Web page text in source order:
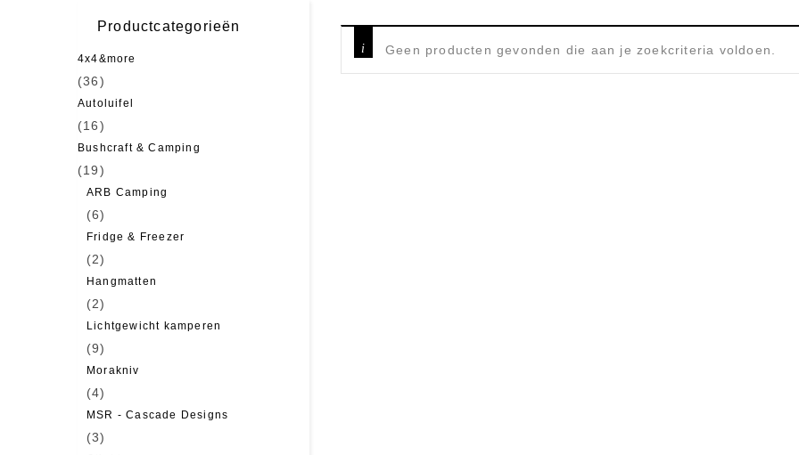
Geen producten gevonden die aan je zoekcriteria voldoen.
Productcategorieën
4x4&more
(36)
Autoluifel
(16)
Bushcraft & Camping
(19)
ARB Camping
(6)
Fridge & Freezer
(2)
Hangmatten
(2)
Lichtgewicht kamperen
(9)
Morakniv
(4)
MSR - Cascade Designs
(3)